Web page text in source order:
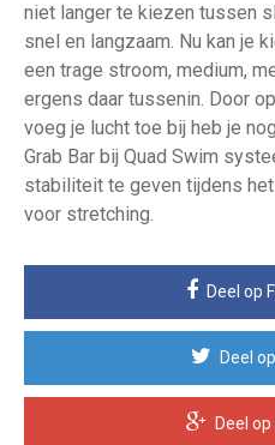
niet langer te kiezen tussen
snel en langzaam. Nu kan je
een trage stroom, medium,
ergens daar tussenin. Door
voeg je lucht toe bij heb je
Grab Bar bij Quad Swim
stabiliteit te geven tijdens
voor stretching.
Deel op
Deel
Deel